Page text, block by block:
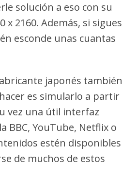
solución a eso con su
x 2160. Además, si sigues
esconde unas cuantas
japonés también
es simularlo a partir
vez una útil interfaz
BBC, YouTube, Netflix o
estén disponibles
de muchos de estos